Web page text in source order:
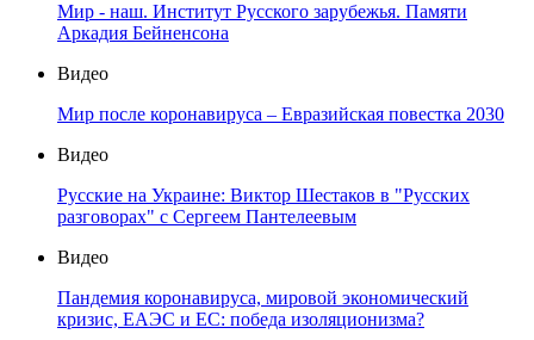
Мир - наш. Институт Русского зарубежья. Памяти
Аркадия Бейненсона
Видео
Мир после коронавируса – Евразийская повестка 2030
Видео
Русские на Украине: Виктор Шестаков в "Русских
разговорах" с Сергеем Пантелеевым
Видео
Пандемия коронавируса, мировой экономический
кризис, ЕАЭС и ЕС: победа изоляционизма?